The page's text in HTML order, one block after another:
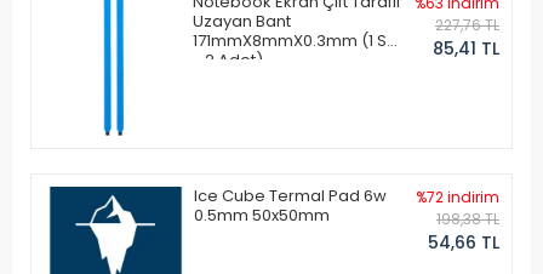
Uzayan Bant
171mmX8mmX0.3mm (1 Set
- 2 Adet)
227,76 TL
85,41 TL
Ice Cube Termal Pad 6w
0.5mm 50x50mm
%72 indirim
198,38 TL
54,66 TL